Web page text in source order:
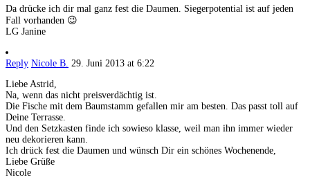
Da drücke ich dir mal ganz fest die Daumen. Siegerpotential ist auf jeden
Fall vorhanden 😉
LG Janine
Reply Nicole B. 29. Juni 2013 at 6:22
Liebe Astrid,
Na, wenn das nicht preisverdächtig ist.
Die Fische mit dem Baumstamm gefallen mir am besten. Das passt toll auf
Deine Terrasse.
Und den Setzkasten finde ich sowieso klasse, weil man ihn immer wieder
neu dekorieren kann.
Ich drück fest die Daumen und wünsch Dir ein schönes Wochenende,
Liebe Grüße
Nicole